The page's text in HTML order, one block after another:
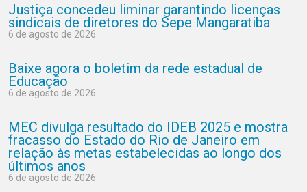
Justiça concedeu liminar garantindo licenças
sindicais de diretores do Sepe Mangaratiba
6 de agosto de 2026
Baixe agora o boletim da rede estadual de
Educação
6 de agosto de 2026
MEC divulga resultado do IDEB 2025 e mostra
fracasso do Estado do Rio de Janeiro em
relação às metas estabelecidas ao longo dos
últimos anos
6 de agosto de 2026